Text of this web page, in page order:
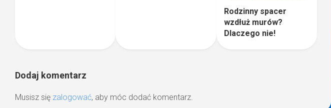
Rodzinny spacer
wzdłuż murów?
Dlaczego nie!
Dodaj komentarz
Musisz się zalogować, aby móc dodać komentarz.